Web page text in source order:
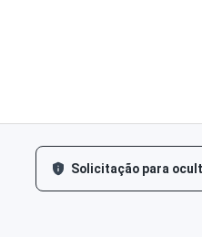
Solicitação para